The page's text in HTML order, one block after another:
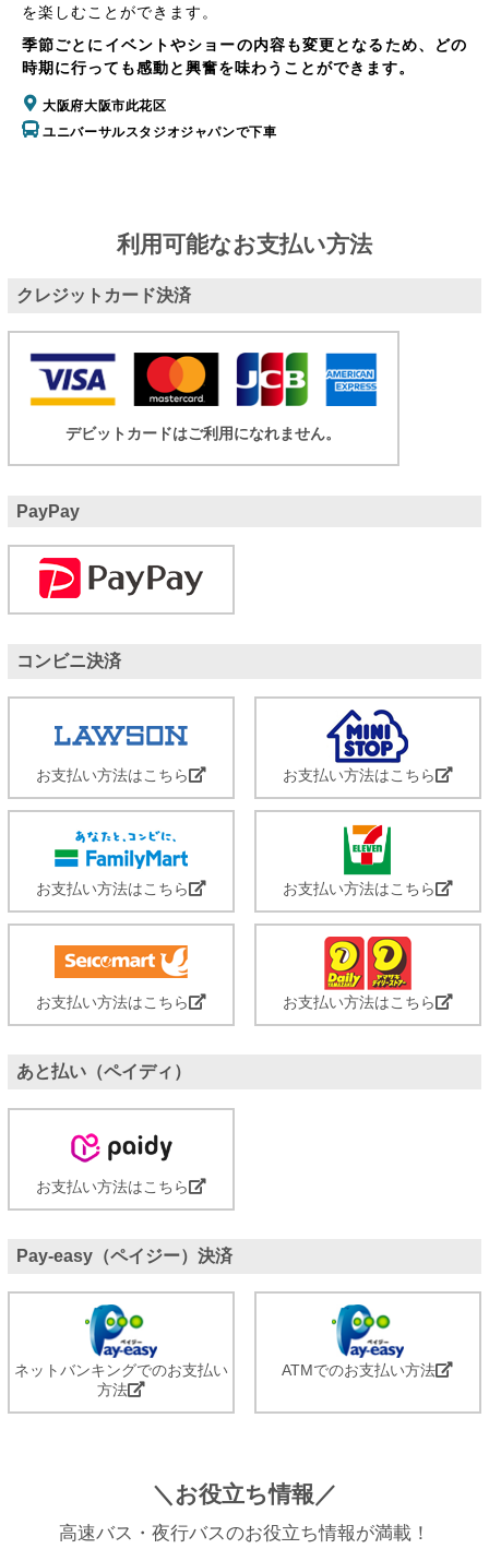
を楽しむことができます。
季節ごとにイベントやショーの内容も変更となるため、どの
時期に行っても感動と興奮を味わうことができます。
大阪府大阪市此花区
ユニバーサルスタジオジャパンで下車
利用可能なお支払い方法
クレジットカード決済
デビットカードはご利用になれません。
PayPay
コンビニ決済
お支払い方法はこちら お支払い方法はこちら
お支払い方法はこちら お支払い方法はこちら
お支払い方法はこちら お支払い方法はこちら
あと払い（ペイディ）
お支払い方法はこちら
Pay-easy（ペイジー）決済
ネットバンキングでのお支払い
方法
ATMでのお支払い方法
＼お役立ち情報／
高速バス・夜行バスのお役立ち情報が満載！